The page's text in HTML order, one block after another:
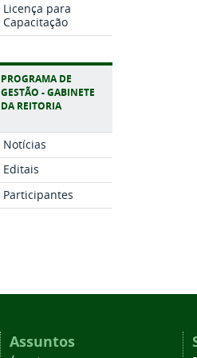
Licença para
Capacitação
PROGRAMA DE
GESTÃO - GABINETE
DA REITORIA
Notícias
Editais
Participantes
Assuntos